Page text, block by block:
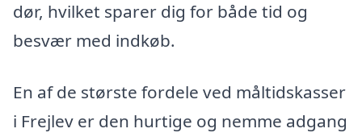
dør, hvilket sparer dig for både tid og
besvær med indkøb.
En af de største fordele ved måltidskasser
i Frejlev er den hurtige og nemme adgang